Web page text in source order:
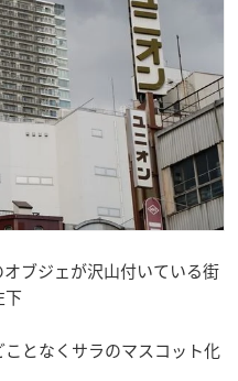
ブジェが沢山付いている街
下
となくサラのマスコット化